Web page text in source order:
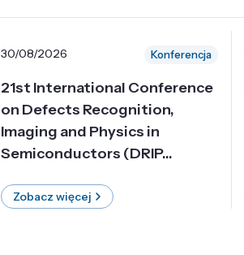
30/08/2026 Konferencja
21st International Conference
on Defects Recognition,
Imaging and Physics in
Semiconductors (DRIP...
Zobacz więcej